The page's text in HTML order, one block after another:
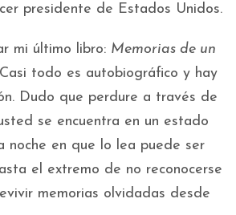
presidente de Estados Unidos.
mi último libro: Memorias de un
todo es autobiográfico y hay
Dudo que perdure a través de
se encuentra en un estado
noche en que lo lea puede ser
el extremo de no reconocerse
memorias olvidadas desde